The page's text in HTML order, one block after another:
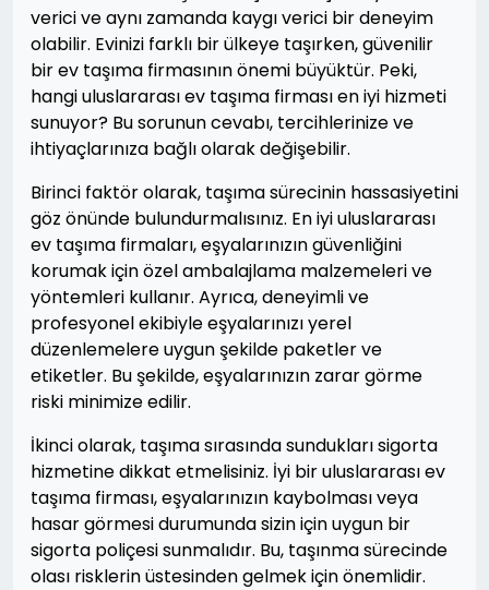
verici ve aynı zamanda kaygı verici bir deneyim
olabilir. Evinizi farklı bir ülkeye taşırken, güvenilir
bir ev taşıma firmasının önemi büyüktür. Peki,
hangi uluslararası ev taşıma firması en iyi hizmeti
sunuyor? Bu sorunun cevabı, tercihlerinize ve
ihtiyaçlarınıza bağlı olarak değişebilir.
Birinci faktör olarak, taşıma sürecinin hassasiyetini
göz önünde bulundurmalısınız. En iyi uluslararası
ev taşıma firmaları, eşyalarınızın güvenliğini
korumak için özel ambalajlama malzemeleri ve
yöntemleri kullanır. Ayrıca, deneyimli ve
profesyonel ekibiyle eşyalarınızı yerel
düzenlemelere uygun şekilde paketler ve
etiketler. Bu şekilde, eşyalarınızın zarar görme
riski minimize edilir.
İkinci olarak, taşıma sırasında sundukları sigorta
hizmetine dikkat etmelisiniz. İyi bir uluslararası ev
taşıma firması, eşyalarınızın kaybolması veya
hasar görmesi durumunda sizin için uygun bir
sigorta poliçesi sunmalıdır. Bu, taşınma sürecinde
olası risklerin üstesinden gelmek için önemlidir.